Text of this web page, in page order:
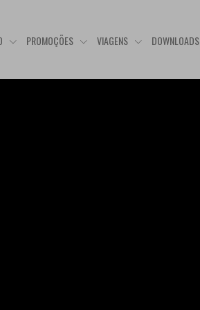
PROMOÇÕES VIAGENS DOWNLOADS